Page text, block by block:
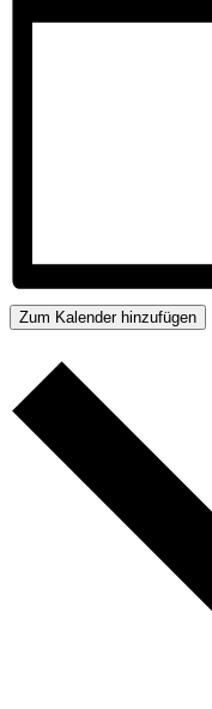
Zum Kalender hinzufügen